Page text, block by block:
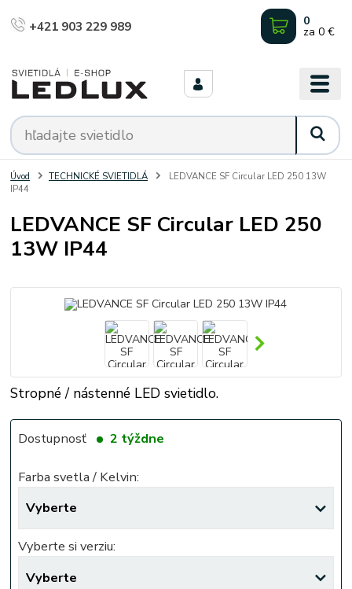
+421 903 229 989 0
za 0 €
Úvod TECHNICKÉ SVIETIDLÁ
LEDVANCE SF Circular LED 250 13W
IP44
LEDVANCE SF Circular LED 250
13W IP44
Stropné / nástenné LED svietidlo.
Dostupnosť 2 týždne
Farba svetla / Kelvin:
Vyberte si verziu: